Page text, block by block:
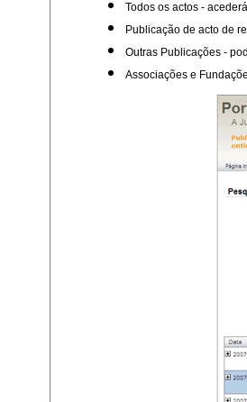
Todos os actos -
Publicação de acto de
Outras Publicações -
Associações e